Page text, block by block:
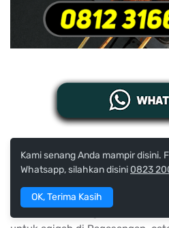
Catering Aqiqah Surabaya
catering untuk aqiqah di
aqiqah di Kandangan Benowo
Kami senang Anda mampir disini.
Whatsapp, silahkan disini 0823
OK, Terima Kasih